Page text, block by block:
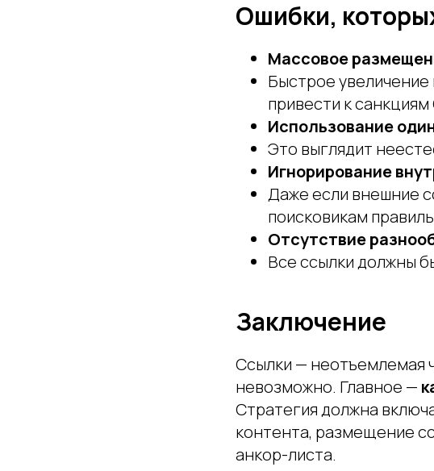
Ошибки,
Массовое
Быстрое
привести к санкциям
Использование
Это выглядит
Игнорирование
Даже если внешние
поисковикам
Отсутствие
Все ссылки должны
Заключение
Ссылки — неотъемлемая
невозможно. Главное —
Стратегия должна
контента, размещение
анкор-листа.